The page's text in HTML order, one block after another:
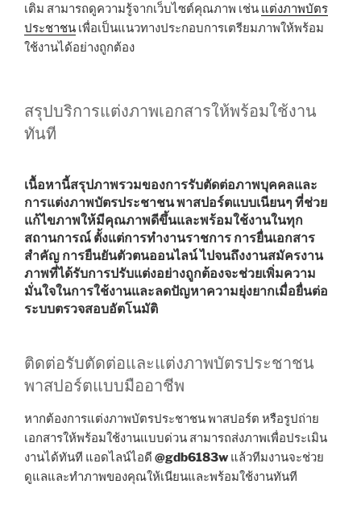
เติม สามารถดูความรู้จากเว็บไซต์คุณภาพ เช่น แต่งภาพบัตร
ประชาชน เพื่อเป็นแนวทางประกอบการเตรียมภาพให้พร้อม
ใช้งานได้อย่างถูกต้อง
สรุปบริการแต่งภาพเอกสารให้พร้อมใช้งาน
ทันที
เนื้อหานี้สรุปภาพรวมของการรับตัดต่อภาพบุคคลและ
การแต่งภาพบัตรประชาชน พาสปอร์ตแบบเนียนๆ ที่ช่วย
แก้ไขภาพให้มีคุณภาพดีขึ้นและพร้อมใช้งานในทุก
สถานการณ์ ตั้งแต่การทำงานราชการ การยื่นเอกสาร
สำคัญ การยืนยันตัวตนออนไลน์ ไปจนถึงงานสมัครงาน
ภาพที่ได้รับการปรับแต่งอย่างถูกต้องจะช่วยเพิ่มความ
มั่นใจในการใช้งานและลดปัญหาความยุ่งยากเมื่อยื่นต่อ
ระบบตรวจสอบอัตโนมัติ
ติดต่อรับตัดต่อและแต่งภาพบัตรประชาชน
พาสปอร์ตแบบมืออาชีพ
หากต้องการแต่งภาพบัตรประชาชน พาสปอร์ต หรือรูปถ่าย
เอกสารให้พร้อมใช้งานแบบด่วน สามารถส่งภาพเพื่อประเมิน
งานได้ทันที แอดไลน์ไอดี @gdb6183w แล้วทีมงานจะช่วย
ดูแลและทำภาพของคุณให้เนียนและพร้อมใช้งานทันที